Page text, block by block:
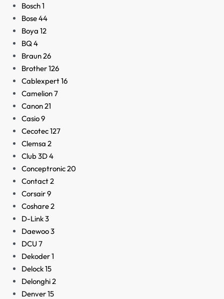
Bosch1
Bose44
Boya 12
BQ4
Braun26
Brother126
Cablexpert16
Camelion7
Canon21
Casio9
Cecotec127
Clemsa 2
Club 3D4
Conceptronic20
Contact2
Corsair9
Coshare2
D-Link3
Daewoo3
DCU7
Dekoder1
Delock15
Delonghi2
Denver15